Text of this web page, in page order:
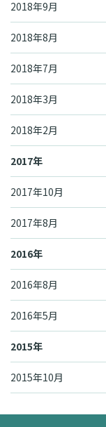
2018年9月
2018年8月
2018年7月
2018年3月
2018年2月
2017年
2017年10月
2017年8月
2016年
2016年8月
2016年5月
2015年
2015年10月